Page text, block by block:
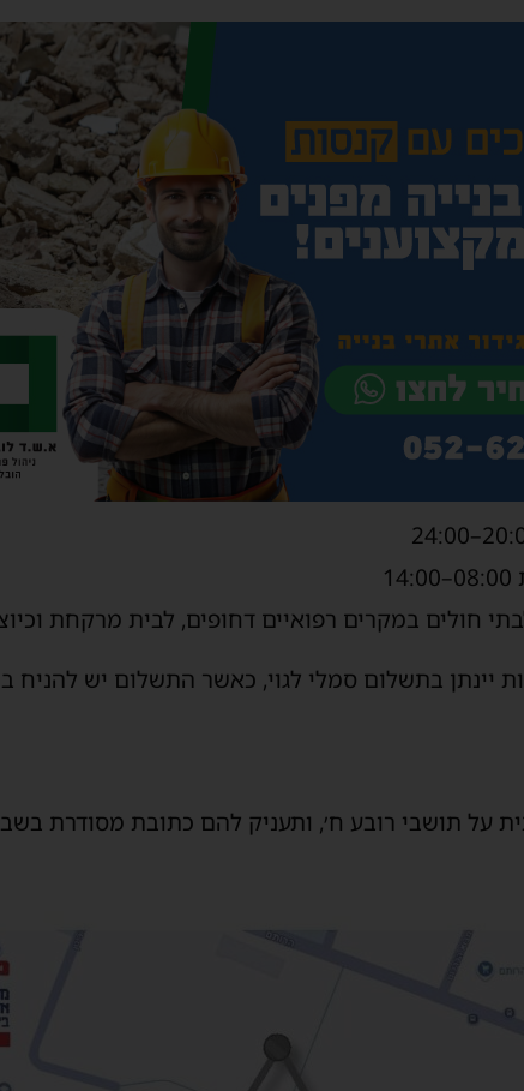
חולים במקרים רפואיים דחופים, לבית מרקחת
יינתן בתשלום סמלי לגוי, כאשר התשלום יש
על תושבי רובע ח׳, ותעניק להם כתובת מסודרת